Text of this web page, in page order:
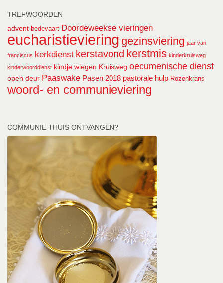
TREFWOORDEN
advent bedevaart Doordeweekse vieringen
eucharistieviering gezinsviering jaar van
franciscus kerkdienst kerstavond kerstmis kinderkruisweg
kinderwoorddienst kindje wiegen Kruisweg oecumenische dienst
open deur Paaswake Pasen 2018 pastorale hulp Rozenkrans
woord- en communieviering
COMMUNIE THUIS ONTVANGEN?